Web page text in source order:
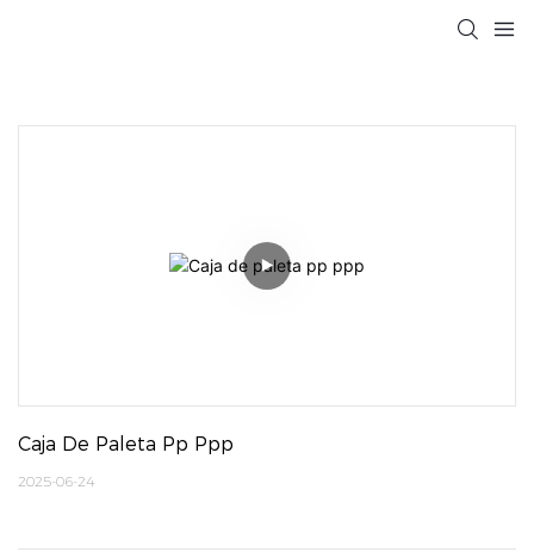
Caja De Paleta Pp Ppp
2025-06-24